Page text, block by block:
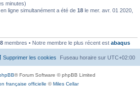
minutes)
ligne simultanément a été de 18 le mer. avr. 01 2020,
membres • Notre membre le plus récent est abaqus
Fuseau horaire sur UTC+02:00
Supprimer les cookies
® Forum Software © phpBB Limited
française officielle ©Miles Cellar